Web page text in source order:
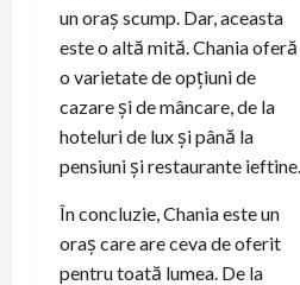
un oraș scump. Dar, aceasta
este o altă mită. Chania oferă
o varietate de opțiuni de
cazare și de mâncare, de la
hoteluri de lux și până la
pensiuni și restaurante ieftine.
În concluzie, Chania este un
oraș care are ceva de oferit
pentru toată lumea. De la